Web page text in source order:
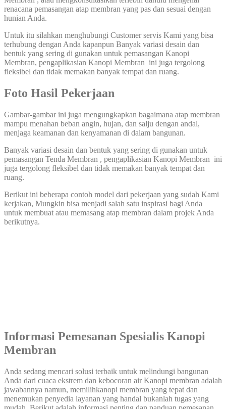
renacana pemasangan atap membran yang pas dan sesuai dengan
hunian Anda.
Untuk itu silahkan menghubungi Customer servis Kami yang bisa
terhubung dengan Anda kapanpun Banyak variasi desain dan
bentuk yang sering di gunakan untuk pemasangan Kanopi
Membran, pengaplikasian Kanopi Membran ini juga tergolong
fleksibel dan tidak memakan banyak tempat dan ruang.
Foto Hasil Pekerjaan
Gambar-gambar ini juga mengungkapkan bagaimana atap membran
mampu menahan beban angin, hujan, dan salju dengan andal,
menjaga keamanan dan kenyamanan di dalam bangunan.
Banyak variasi desain dan bentuk yang sering di gunakan untuk
pemasangan Tenda Membran , pengaplikasian Kanopi Membran ini
juga tergolong fleksibel dan tidak memakan banyak tempat dan
ruang.
Berikut ini beberapa contoh model dari pekerjaan yang sudah Kami
kerjakan, Mungkin bisa menjadi salah satu inspirasi bagi Anda
untuk membuat atau memasang atap membran dalam projek Anda
berikutnya.
Informasi Pemesanan Spesialis Kanopi
Membran
Anda sedang mencari solusi terbaik untuk melindungi bangunan
Anda dari cuaca ekstrem dan kebocoran air Kanopi membran adalah
jawabannya namun, memilihkanopi membran yang tepat dan
menemukan penyedia layanan yang handal bukanlah tugas yang